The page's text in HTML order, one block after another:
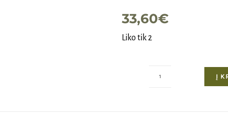
33,60€
Liko tik 2
Į